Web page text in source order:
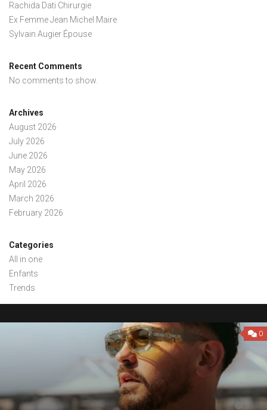
Rachida Dati Chirurgie
Ex Femme Jean Michel Maire
Sylvain Augier Épouse
Recent Comments
No comments to show.
Archives
August 2026
July 2026
June 2026
May 2026
April 2026
March 2026
February 2026
Categories
All in one
Enfants
Trends
0